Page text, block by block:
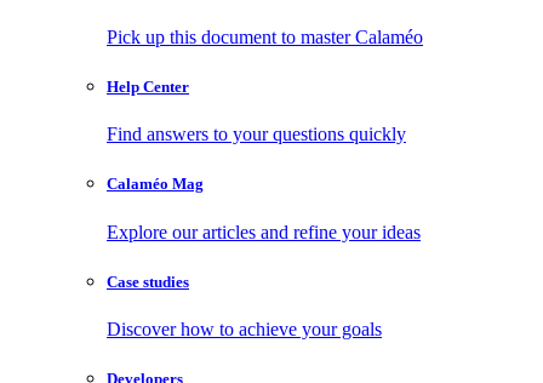
Pick up this document to master Calaméo
Help Center
Find answers to your questions quickly
Calaméo Mag
Explore our articles and refine your ideas
Case studies
Discover how to achieve your goals
Developers